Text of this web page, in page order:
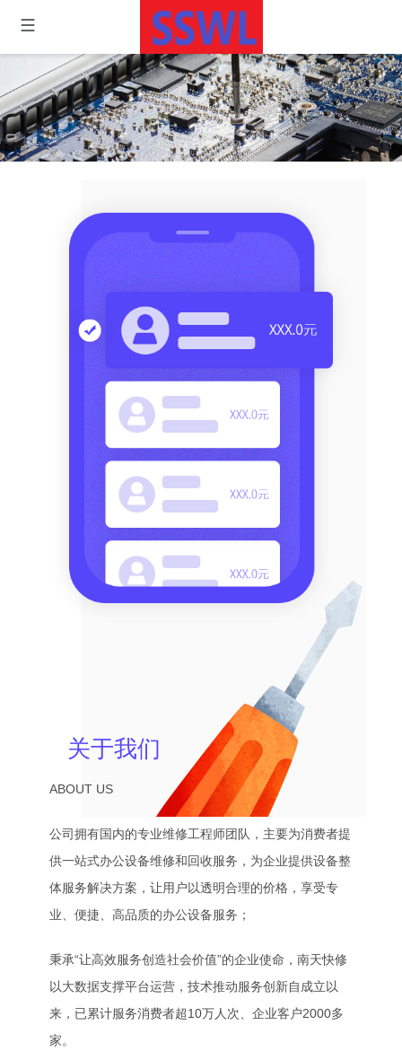
关于我们
ABOUT US
公司拥有国内的专业维修工程师团队，主要为消费者提
供一站式办公设备维修和回收服务，为企业提供设备整
体服务解决方案，让用户以透明合理的价格，享受专
业、便捷、高品质的办公设备服务；
秉承“让高效服务创造社会价值”的企业使命，南天快修
以大数据支撑平台运营，技术推动服务创新自成立以
来，已累计服务消费者超10万人次、企业客户2000多
家。